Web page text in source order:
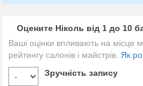
Оцените Ніколь від 1 до 10
Ваші оцінки впливають на місце
рейтингу салонів і майстрів. Як
Зручність запису